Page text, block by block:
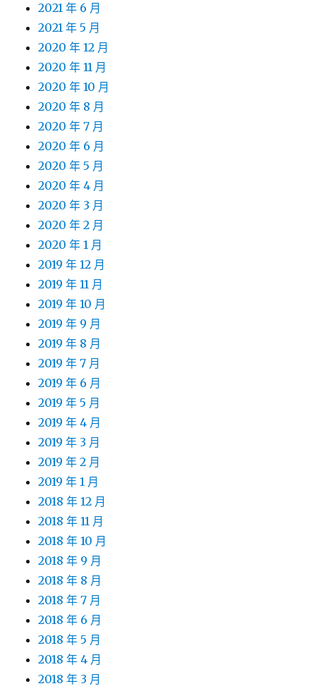
2021 年 6 月
2021 年 5 月
2020 年 12 月
2020 年 11 月
2020 年 10 月
2020 年 8 月
2020 年 7 月
2020 年 6 月
2020 年 5 月
2020 年 4 月
2020 年 3 月
2020 年 2 月
2020 年 1 月
2019 年 12 月
2019 年 11 月
2019 年 10 月
2019 年 9 月
2019 年 8 月
2019 年 7 月
2019 年 6 月
2019 年 5 月
2019 年 4 月
2019 年 3 月
2019 年 2 月
2019 年 1 月
2018 年 12 月
2018 年 11 月
2018 年 10 月
2018 年 9 月
2018 年 8 月
2018 年 7 月
2018 年 6 月
2018 年 5 月
2018 年 4 月
2018 年 3 月